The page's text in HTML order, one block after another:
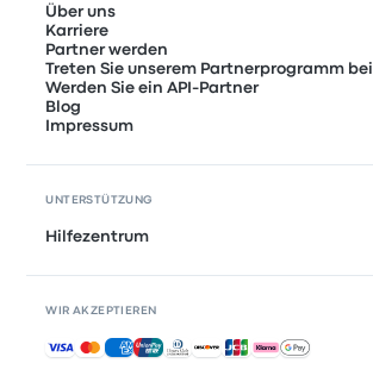
Über uns
Karriere
Partner werden
Treten Sie unserem Partnerprogramm bei
Werden Sie ein API-Partner
Blog
Impressum
UNTERSTÜTZUNG
Hilfezentrum
WIR AKZEPTIEREN
Akzeptierte Zahlungsmethoden